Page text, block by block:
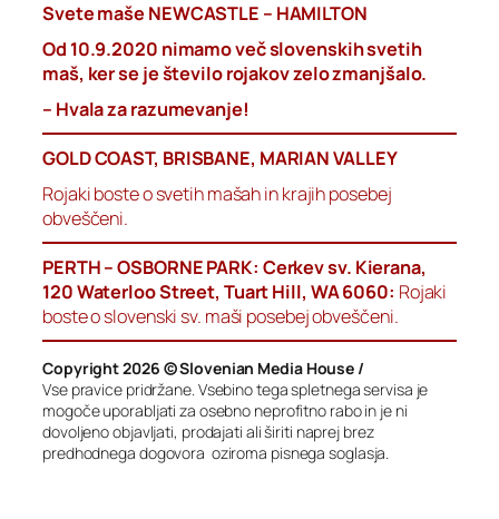
Svete maše NEWCASTLE – HAMILTON
Od 10.9.2020 nimamo več slovenskih svetih
maš, ker se je število rojakov zelo zmanjšalo.
– Hvala za razumevanje!
GOLD COAST, BRISBANE, MARIAN VALLEY
Rojaki boste o svetih mašah in krajih posebej
obveščeni.
PERTH – OSBORNE PARK: Cerkev sv. Kierana,
120 Waterloo Street, Tuart Hill, WA 6060: Rojaki
boste o slovenski sv. maši posebej obveščeni.
Copyright 2026 © Slovenian Media House /
Vse pravice pridržane. Vsebino tega spletnega servisa je
mogoče uporabljati za osebno neprofitno rabo in je ni
dovoljeno objavljati, prodajati ali širiti naprej brez
predhodnega dogovora oziroma pisnega soglasja.